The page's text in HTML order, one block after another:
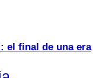
el final de una era